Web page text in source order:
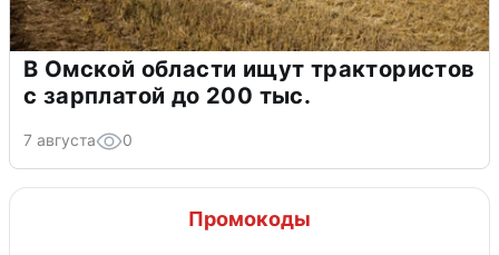
В Омской области ищут трактористов
с зарплатой до 200 тыс.
7 августа 0
Промокоды